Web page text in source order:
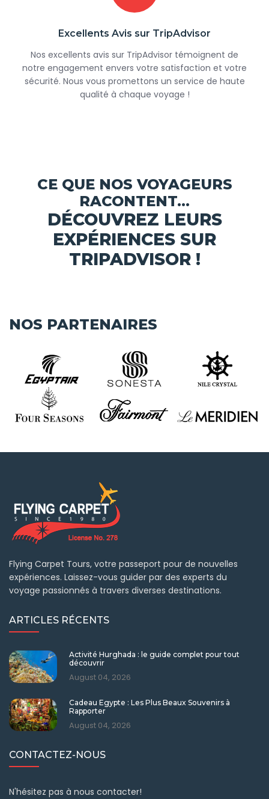
Excellents Avis sur TripAdvisor
Nos excellents avis sur TripAdvisor témoignent de
notre engagement envers votre satisfaction et votre
sécurité. Nous vous promettons un service de haute
qualité à chaque voyage !
CE QUE NOS VOYAGEURS
RACONTENT...
DÉCOUVREZ LEURS
EXPÉRIENCES SUR
TRIPADVISOR !
NOS PARTENAIRES
Flying Carpet Tours, votre passeport pour de nouvelles
expériences. Laissez-vous guider par des experts du
voyage passionnés à travers diverses destinations.
ARTICLES RÉCENTS
Activité Hurghada : le guide complet pour tout
découvrir
August 04, 2026
Cadeau Egypte : Les Plus Beaux Souvenirs à
Rapporter
August 04, 2026
CONTACTEZ-NOUS
N'hésitez pas à nous contacter!